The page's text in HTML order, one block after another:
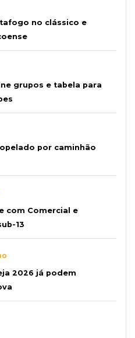
no clássico e
grupos e tabela para
por caminhão
com Comercial e
13
2026 já podem